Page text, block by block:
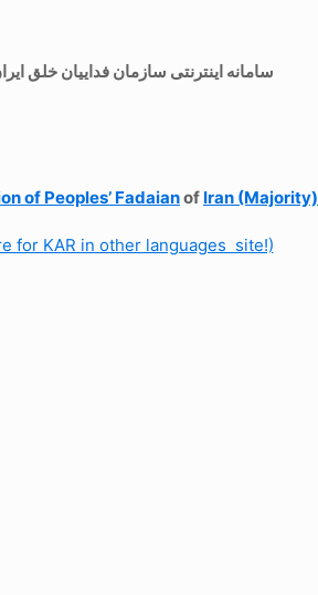
سامانه اینترنتی سازمان فداییان خلق
of Peoples’ Fadaianof Iran (Majority)
for KAR in other languages site!)